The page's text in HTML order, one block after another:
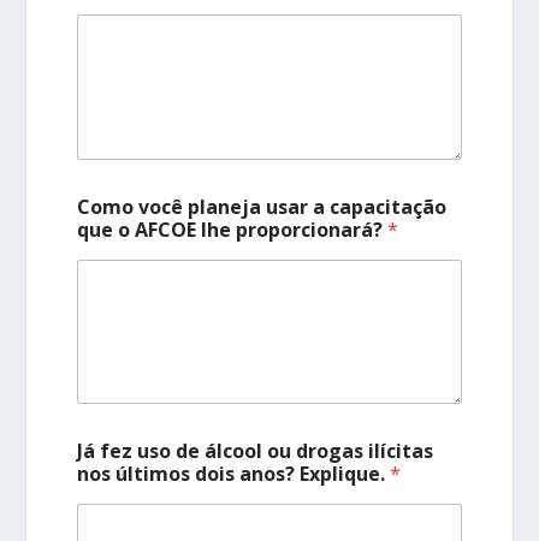
Como você planeja usar a capacitação
que o AFCOE lhe proporcionará?*
Já fez uso de álcool ou drogas ilícitas
nos últimos dois anos? Explique.*